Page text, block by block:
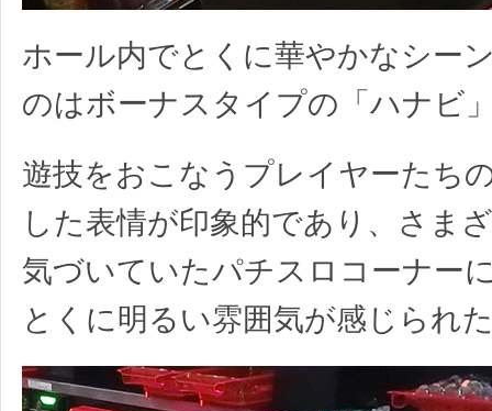
ホール内でとくに華やかなシー
のはボーナスタイプの「ハナビ
遊技をおこなうプレイヤーたち
した表情が印象的であり、さま
気づいていたパチスロコーナー
とくに明るい雰囲気が感じられ